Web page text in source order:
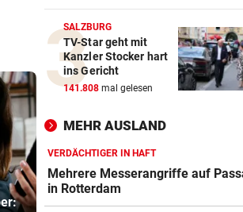
Sieg!
Erfolgreiches
Grapsch-
BUNDESLIGA IM TICKER
LIVE ab 19.30 Uhr:
Hartberg – Sturm
42 TIERE ABGENOMMEN vor
falschen Tierschutz
MARQUEZ ENTTÄUSCHT vor 2
MotoGP: Martin holt sich
Sprintsieg in Silverstone
SALZBURG
TV-Star geht mit
Kanzler Stocker hart
ins Gericht
141.808 mal gelesen
MEHR AUSLAND
VERDÄCHTIGER IN HAFT
Mehrere Messerangriffe auf
in Rotterdam